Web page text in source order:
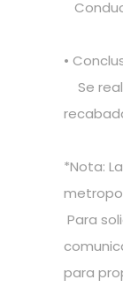
•
Se
*Nota:
Para
para